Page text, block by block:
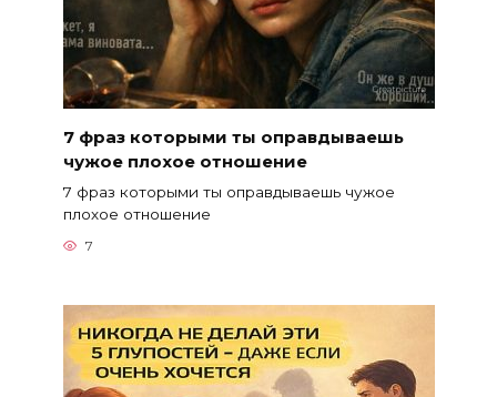
7 фраз которыми ты оправдываешь
чужое плохое отношение
7 фраз которыми ты оправдываешь чужое
плохое отношение
7